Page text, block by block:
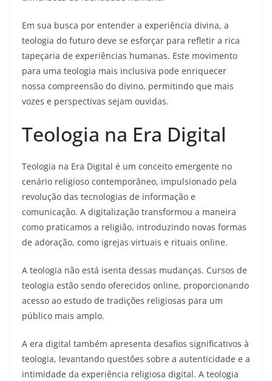
Em sua busca por entender a experiência divina, a
teologia do futuro deve se esforçar para refletir a rica
tapeçaria de experiências humanas. Este movimento
para uma teologia mais inclusiva pode enriquecer
nossa compreensão do divino, permitindo que mais
vozes e perspectivas sejam ouvidas.
Teologia na Era Digital
Teologia na Era Digital é um conceito emergente no
cenário religioso contemporâneo, impulsionado pela
revolução das tecnologias de informação e
comunicação. A digitalização transformou a maneira
como praticamos a religião, introduzindo novas formas
de adoração, como igrejas virtuais e rituais online.
A teologia não está isenta dessas mudanças. Cursos de
teologia estão sendo oferecidos online, proporcionando
acesso ao estudo de tradições religiosas para um
público mais amplo.
A era digital também apresenta desafios significativos à
teologia, levantando questões sobre a autenticidade e a
intimidade da experiência religiosa digital. A teologia